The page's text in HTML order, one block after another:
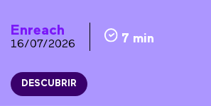
Enreach
16/07/2026 7 min
DESCUBRIR